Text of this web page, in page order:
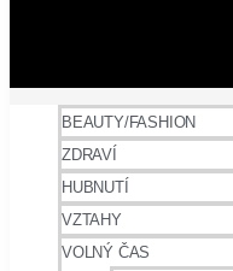
BEAUTY/FASHION
ZDRAVÍ
HUBNUTÍ
VZTAHY
VOLNÝ ČAS